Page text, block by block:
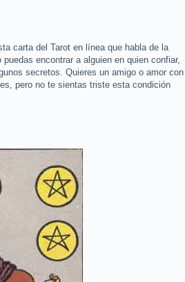
carta del Tarot en línea que habla de la
encontrar a alguien en quien confiar,
secretos. Quieres un amigo o amor con
pero no te sientas triste esta condición